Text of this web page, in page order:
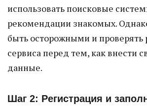
использовать поисковые
рекомендации знакомых.
быть осторожными и проверять
сервиса перед тем, как внести
данные.
Шаг 2: Регистрация и